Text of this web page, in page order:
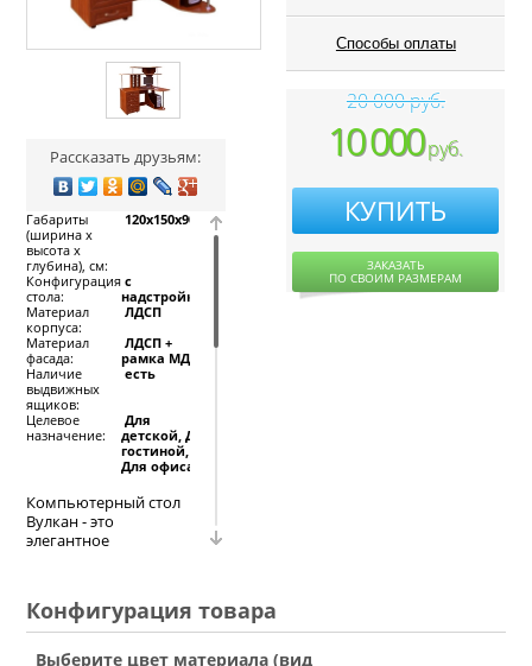
Рассказать друзьям:
Габариты
(ширина х
высота х
глубина), см:
120x150x90
Конфигурация
стола:
с
надстройкой
Материал
корпуса:
ЛДСП
Материал
фасада:
ЛДСП +
рамка МДФ
Наличие
выдвижных
ящиков:
есть
Целевое
назначение:
Для
детской, Для
гостиной,
Для офиса
Компьютерный стол
Вулкан - это
элегантное
линий в дизайне. Он
компактен и
функционален,
устанавливается в
Способы оплаты
20 000 руб.
10 000руб.
КУПИТЬ
ЗАКАЗАТЬ
ПО СВОИМ РАЗМЕРАМ
Конфигурация товара
Выберите цвет материала (вид